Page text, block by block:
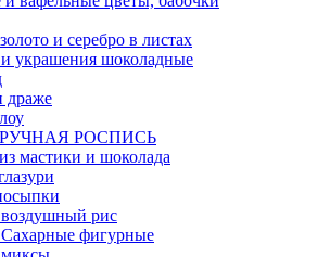
и серебро в листах
украшения шоколадные
драже
РУЧНАЯ РОСПИСЬ
мастики и шоколада
рис
фигурные